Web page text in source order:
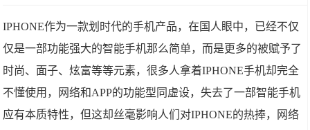
IPHONE作为一款划时代的手机产品，在国人眼中，已经不仅
仅是一部功能强大的智能手机那么简单，而是更多的被赋予了
时尚、面子、炫富等等元素，很多人拿着IPHONE手机却完全
不懂使用，网络和APP的功能型同虚设，失去了一部智能手机
应有本质特性，但这却丝毫影响人们对IPHONE的热捧，网络